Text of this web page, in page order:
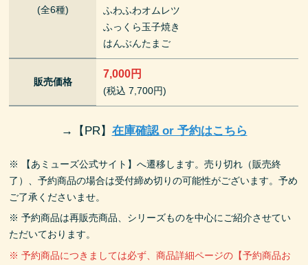
(全6種)
ふわふわオムレツ
ふっくら玉子焼き
はんぶんたまご
販売価格
7,000円
(税込 7,700円)
→ 【PR】 在庫確認 or 予約はこちら
※ 【あミューズ公式サイト】へ遷移します。売り切れ（販売終
了）、予約商品の場合は受付締め切りの可能性がございます。予め
ご了承くださいませ。
※ 予約商品は再販売商品、シリーズものを中心にご紹介させてい
ただいております。
※ 予約商品につきましては必ず、商品詳細ページの【予約商品お